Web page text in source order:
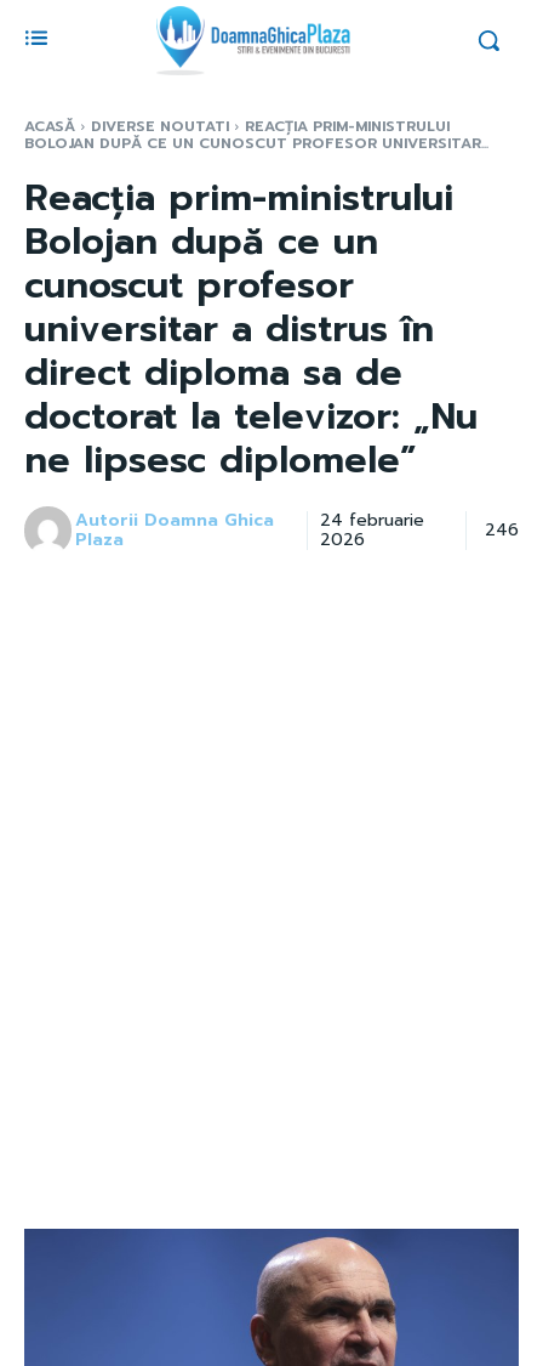
ACASĂ DIVERSE NOUTATI REACȚIA PRIM-MINISTRULUI
BOLOJAN DUPĂ CE UN CUNOSCUT PROFESOR UNIVERSITAR...
Reacția prim-ministrului
Bolojan după ce un
cunoscut profesor
universitar a distrus în
direct diploma sa de
doctorat la televizor: „Nu
ne lipsesc diplomele”
Autorii Doamna Ghica
Plaza
24 februarie
2026 246